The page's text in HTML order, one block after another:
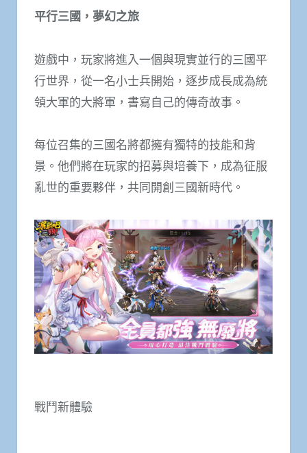
平行三國，夢幻之旅
遊戲中，玩家將進入一個與現實並行的三國平
行世界，從一名小士兵開始，逐步成長成為統
領大軍的大將軍，書寫自己的傳奇故事。
每位召集的三國名將都擁有獨特的技能和背
景。他們將在玩家的招募與培養下，成為征服
亂世的重要夥伴，共同開創三國新時代。
戰鬥新體驗